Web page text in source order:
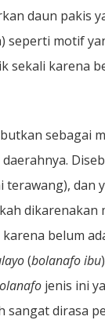
daun pakis
seperti motif
sekali karena
dan
belum
(bolanafo ibu
jenis ini
sangat dirasa